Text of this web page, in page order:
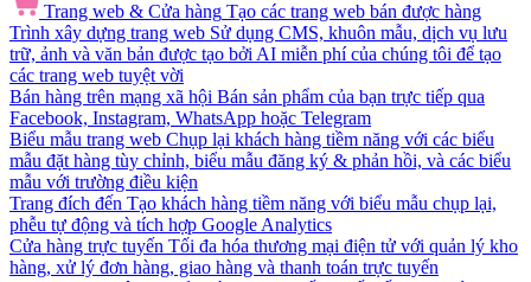
Trang web & Cửa hàng Tạo các trang web bán được hàng
Trình xây dựng trang web Sử dụng CMS, khuôn mẫu, dịch vụ lưu
trữ, ảnh và văn bản được tạo bởi AI miễn phí của chúng tôi để tạo
các trang web tuyệt vời
Bán hàng trên mạng xã hội Bán sản phẩm của bạn trực tiếp qua
Facebook, Instagram, WhatsApp hoặc Telegram
Biểu mẫu trang web Chụp lại khách hàng tiềm năng với các biểu
mẫu đặt hàng tùy chỉnh, biểu mẫu đăng ký & phản hồi, và các biểu
mẫu với trường điều kiện
Trang đích đến Tạo khách hàng tiềm năng với biểu mẫu chụp lại,
phễu tự động và tích hợp Google Analytics
Cửa hàng trực tuyến Tối đa hóa thương mại điện tử với quản lý kho
hàng, xử lý đơn hàng, giao hàng và thanh toán trực tuyến